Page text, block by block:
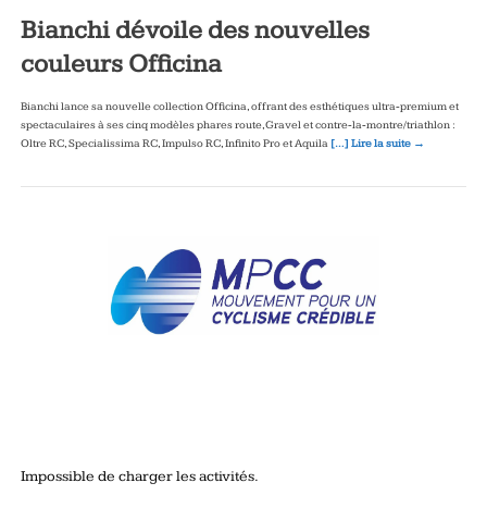
Bianchi dévoile des nouvelles
couleurs Officina
Bianchi lance sa nouvelle collection Officina, offrant des esthétiques ultra‑premium et
spectaculaires à ses cinq modèles phares route, Gravel et contre‑la‑montre/triathlon :
Oltre RC, Specialissima RC, Impulso RC, Infinito Pro et Aquila […] Lire la suite →
Impossible de charger les activités.